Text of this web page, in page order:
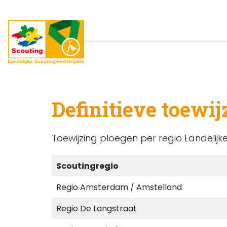
Definitieve
Toewijzing ploegen per regio
Scoutingregio
Regio Amsterdam / Amstelland
Regio De Langstraat